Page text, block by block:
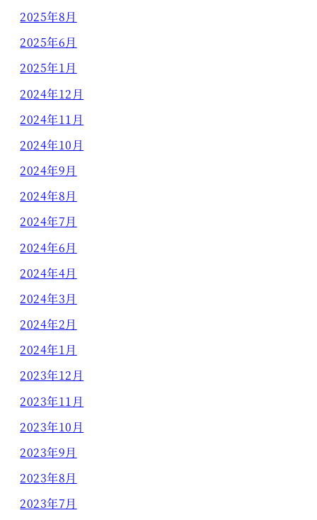
2025年8月
2025年6月
2025年1月
2024年12月
2024年11月
2024年10月
2024年9月
2024年8月
2024年7月
2024年6月
2024年4月
2024年3月
2024年2月
2024年1月
2023年12月
2023年11月
2023年10月
2023年9月
2023年8月
2023年7月